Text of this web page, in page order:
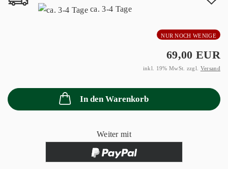
ca. 3-4 Tage
NUR NOCH WENIGE
69,00 EUR
inkl. 19% MwSt. zzgl. Versand
In den Warenkorb
Weiter mit